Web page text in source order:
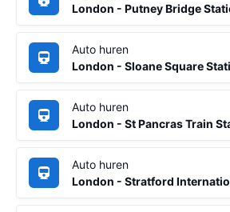
London - Putney Bridge
Auto huren
London - Sloane Square
Auto huren
London - St Pancras Train
Auto huren
London - Stratford